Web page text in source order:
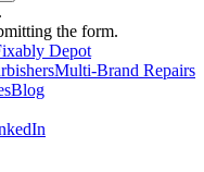
the form.
Depot
Multi-Brand Repairs
Blog